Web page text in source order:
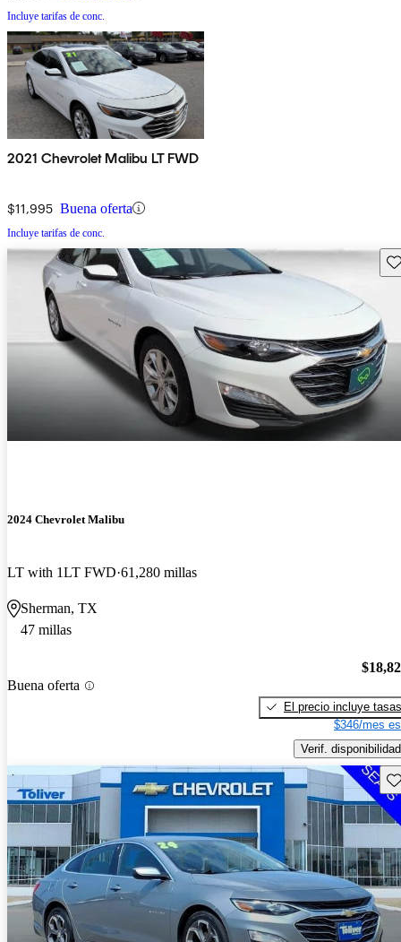
Incluye tarifas de conc.
2021 Chevrolet Malibu LT FWD
$11,995 Buena oferta
Incluye tarifas de conc.
2024 Chevrolet Malibu
LT with 1LT FWD 61,280 millas
Sherman, TX
47 millas
Buena oferta
El precio incluye tasas
$346/mes
Verif. disponibilidad